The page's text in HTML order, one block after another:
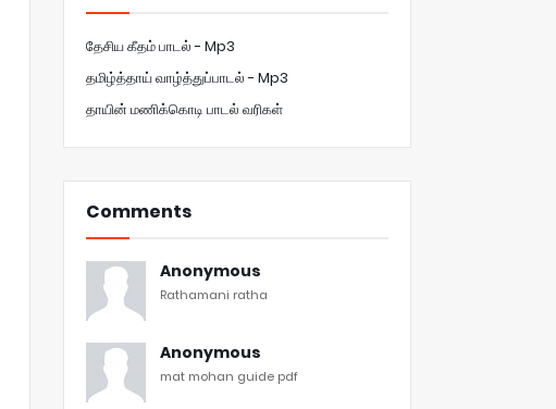
தேசிய கீதம் பாடல் - Mp3
தமிழ்த்தாய் வாழ்த்துப்பாடல் - Mp3
தாயின் மணிக்கொடி பாடல் வரிகள்
Comments
Anonymous
Rathamani ratha
Anonymous
mat mohan guide pdf